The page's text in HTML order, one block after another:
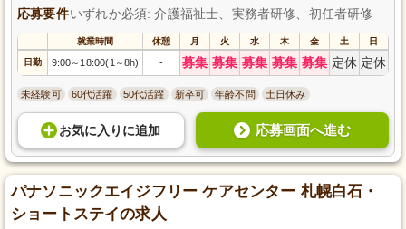
応募要件いずれか必須: 介護福祉士、実務者研修、初任者研修
就業時間 休憩 月 火 水 木 金 土 日
日勤 9:00～ 18:00(1 ～8h) - 募集 募集 募集 募集 募集 定休 定休
未経験可 60代活躍 50代活躍 新卒可 年齢不問 土日休み
お気に入り に追加 応募画面へ進む
パナソニックエイジフリー ケアセンター 札幌白石・
ショートステイの求人